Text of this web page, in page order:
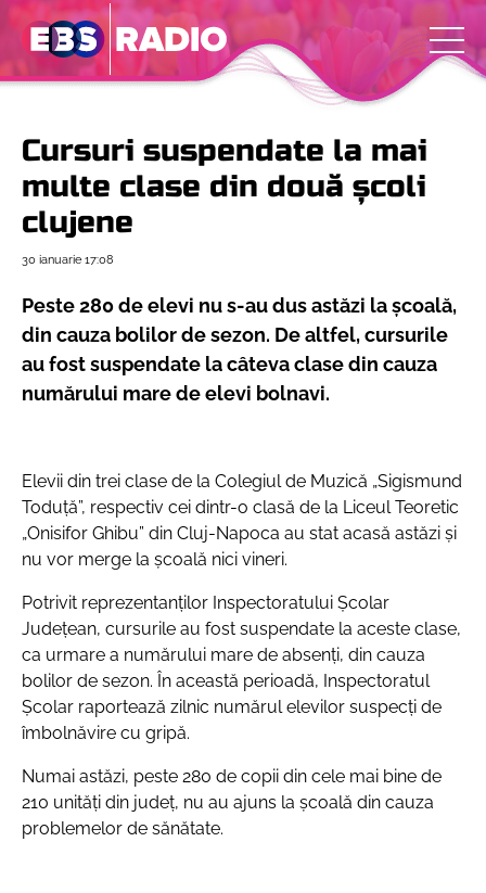
Cursuri suspendate la mai
multe clase din două școli
clujene
30 ianuarie 17:08
Peste 280 de elevi nu s-au dus astăzi la școală,
din cauza bolilor de sezon. De altfel, cursurile
au fost suspendate la câteva clase din cauza
numărului mare de elevi bolnavi.
Elevii din trei clase de la Colegiul de Muzică „Sigismund
Toduță”, respectiv cei dintr-o clasă de la Liceul Teoretic
„Onisifor Ghibu” din Cluj-Napoca au stat acasă astăzi și
nu vor merge la școală nici vineri.
Potrivit reprezentanților Inspectoratului Școlar
Județean, cursurile au fost suspendate la aceste clase,
ca urmare a numărului mare de absenți, din cauza
bolilor de sezon. În această perioadă, Inspectoratul
Școlar raportează zilnic numărul elevilor suspecți de
îmbolnăvire cu gripă.
Numai astăzi, peste 280 de copii din cele mai bine de
210 unități din județ, nu au ajuns la școală din cauza
problemelor de sănătate.